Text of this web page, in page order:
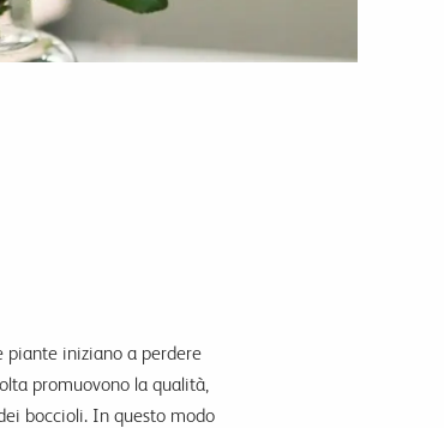
piante iniziano a perdere
promuovono la qualità,
boccioli. In questo modo